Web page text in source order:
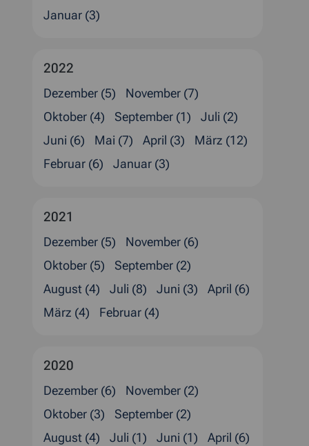
Januar (3)
2022
Dezember (5)
November (7)
Oktober (4)
September (1)
Juli (2)
Juni (6)
Mai (7) April (3)
März (12)
Februar (6)
Januar (3)
2021
Dezember (5)
November (6)
Oktober (5)
September (2)
August (4)
Juli (8) Juni (3)
April (6)
März (4)
Februar (4)
2020
Dezember (6)
November (2)
Oktober (3)
September (2)
August (4)
Juli (1) Juni (1)
April (6)